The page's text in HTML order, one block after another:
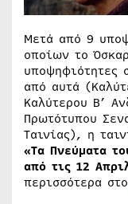
Μετά από 9
οποίων το
υποψηφιότητες
από αυτά
Καλύτερου Β’
Πρωτότυπου
Ταινίας), η
«Τα Πνεύματα
από τις 12
περισσότερα στο